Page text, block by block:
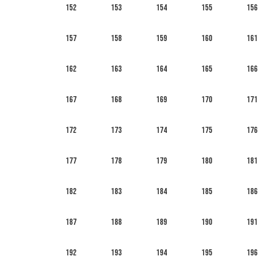
152 153 154 155 156
157 158 159 160 161
162 163 164 165 166
167 168 169 170 171
172 173 174 175 176
177 178 179 180 181
182 183 184 185 186
187 188 189 190 191
192 193 194 195 196